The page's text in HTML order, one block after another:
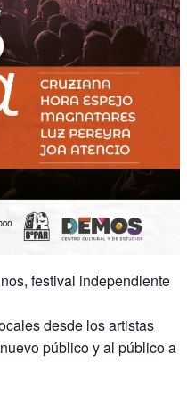
festival independiente
desde los artistas
público y al público a